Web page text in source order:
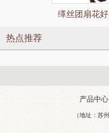
缂丝团扇花
热点推荐
产品中心
（地址：苏